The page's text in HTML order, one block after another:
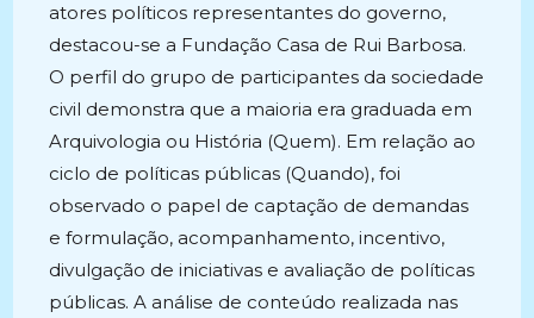
atores políticos representantes do governo,
destacou-se a Fundação Casa de Rui Barbosa.
O perfil do grupo de participantes da sociedade
civil demonstra que a maioria era graduada em
Arquivologia ou História (Quem). Em relação ao
ciclo de políticas públicas (Quando), foi
observado o papel de captação de demandas
e formulação, acompanhamento, incentivo,
divulgação de iniciativas e avaliação de políticas
públicas. A análise de conteúdo realizada nas